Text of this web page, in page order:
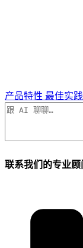
产品特性 最佳实践
联系我们的专业顾